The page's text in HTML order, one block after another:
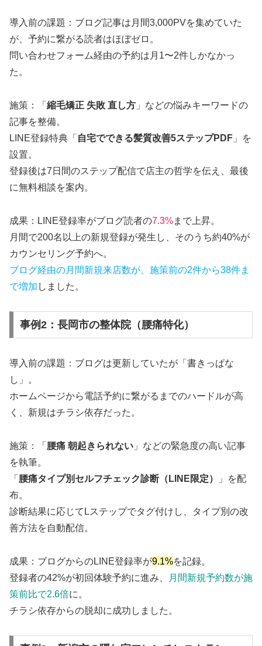
導入前の課題：ブログ記事は月間3,000PVを集めていた
が、予約に繋がる読者はほぼゼロ。
問い合わせフォーム経由の予約は月1〜2件しかなかっ
た。
施策：「 縮毛矯正 失敗 直し方 」などの悩みキーワードの
記事を整備。
LINE登録特典「 自宅でできる髪質改善5ステップPDF 」を
設置。
登録後は7日間のステップ配信で店主の哲学を伝え、最後
に無料相談を案内。
成果：LINE登録率がブログ読者の7.3%まで上昇。
月間で200名以上の新規登録が発生し、そのうち約40%が
カウンセリング予約へ。
ブログ経由の月間新規来店数が、施策前の2件から38件ま
で増加 しました。
事例2：長岡市の整体院（腰痛特化）
導入前の課題：ブログは更新していたが「書きっぱな
し」。
ホームページから電話予約に繋がるまでのハードルが高
く、新規はチラシ依存だった。
施策：「 腰痛 朝起きられない 」などの緊急度の高い記事
を執筆。
「 腰痛タイプ別セルフチェック診断（LINE限定）
」を配
布。
診断結果に応じてLステップでタグ付けし、タイプ別の改
善方法を自動配信。
成果：ブログからのLINE登録率が9.1%を記録。
登録者の42%が初回体験予約に進み、
月間新規予約数が施
策前比で2.6倍に。
チラシ依存からの脱却に成功しました。